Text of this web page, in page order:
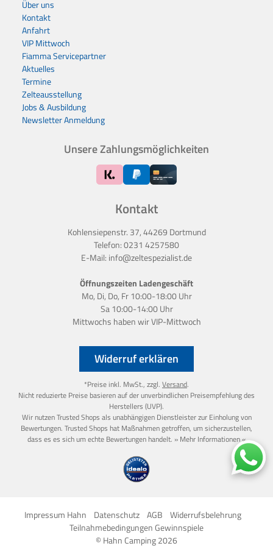
Widerruf erklären
*Preise inkl. MwSt., zzgl. Versand.
Nicht reduzierte Preise basieren auf der unverbindlichen Preisempfehlung des
Herstellers (UVP).
Wir nutzen Trusted Shops als unabhängigen Dienstleister zur Einholung von
Bewertungen. Trusted Shops hat Maßnahmen getroffen, um sicherzustellen,
dass es es sich um echte Bewertungen handelt. » Mehr Informationen «
Über uns
Kontakt
Anfahrt
VIP Mittwoch
Fiamma Servicepartner
Aktuelles
Termine
Zelteausstellung
Jobs & Ausbildung
Newsletter Anmeldung
Kontakt
Kohlensiepenstr. 37, 44269 Dortmund
Telefon:0231 4257580
E-Mail: info@zeltespezialist.de
Öffnungszeiten Ladengeschäft
Mo, Di, Do, Fr 10:00-18:00 Uhr
Sa 10:00-14:00 Uhr
Mittwochs haben wirVIP-Mittwoch
Unsere Zahlungsmöglichkeiten
© Hahn Camping 2026
Impressum Hahn Datenschutz AGB
Widerrufsbelehrung
Teilnahmebedingungen Gewinnspiele